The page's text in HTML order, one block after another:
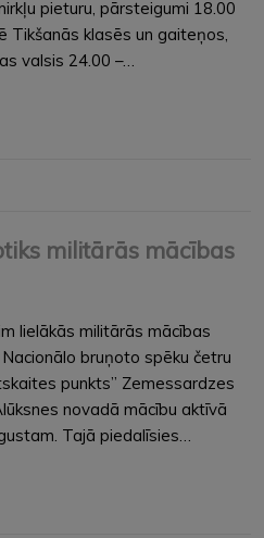
pieturu, pārsteigumi 18.00
Tikšanās klasēs un gaiteņos,
valsis 24.00 –…
militārās mācības
lielākās militārās mācības
bruņoto spēku četru
punkts” Zemessardzes
novadā mācību aktīvā
Tajā piedalīsies…